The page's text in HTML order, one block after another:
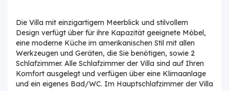
Die Villa mit einzigartigem Meerblick und stilvollem
Design verfügt über für ihre Kapazität geeignete Möbel,
eine moderne Küche im amerikanischen Stil mit allen
Werkzeugen und Geräten, die Sie benötigen, sowie 2
Schlafzimmer. Alle Schlafzimmer der Villa sind auf Ihren
Komfort ausgelegt und verfügen über eine Klimaanlage
und ein eigenes Bad/WC. Im Hauptschlafzimmer der Villa